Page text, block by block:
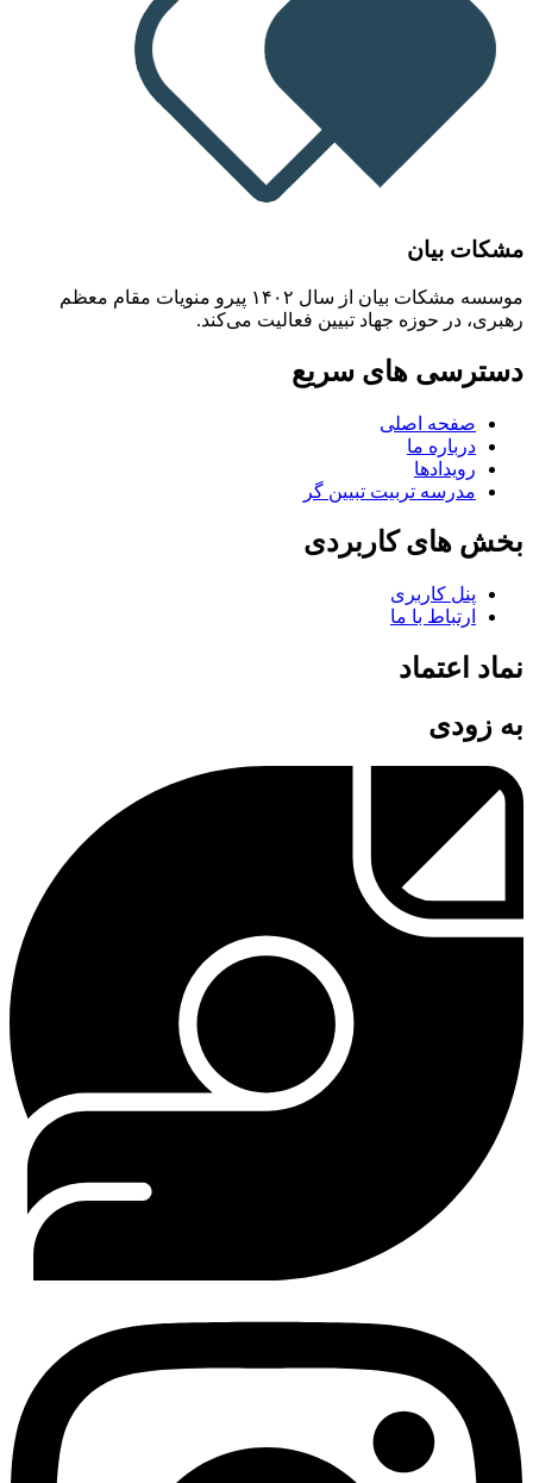
مشکات بیان
موسسه مشکات بیان از سال ۱۴۰۲ پیرو منویات مقام معظم
رهبری، در حوزه جهاد تبیین فعالیت می‌کند.
دسترسی های سریع
صفحه اصلی
درباره ما
رویدادها
مدرسه تربیت تبیین گر
بخش های کاربردی
پنل کاربری
ارتباط با ما
نماد اعتماد
به زودی